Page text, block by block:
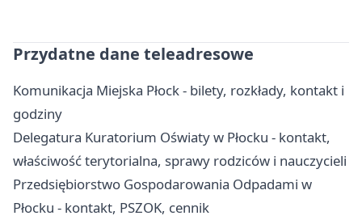
Przydatne dane teleadresowe
Komunikacja Miejska Płock - bilety, rozkłady, kontakt i
godziny
Delegatura Kuratorium Oświaty w Płocku - kontakt,
właściwość terytorialna, sprawy rodziców i nauczycieli
Przedsiębiorstwo Gospodarowania Odpadami w
Płocku - kontakt, PSZOK, cennik